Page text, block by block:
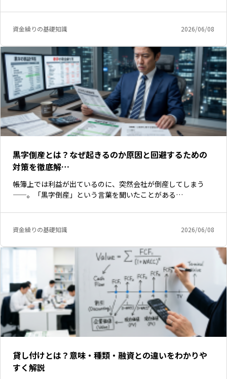
資金繰りの基礎知識 2026/06/08
黒字倒産とは？なぜ起きるのか原因と回避するための
対策を徹底解…
帳簿上では利益が出ているのに、突然会社が倒産してしまう
——。「黒字倒産」という言葉を聞いたことがある…
資金繰りの基礎知識 2026/06/08
貸し付けとは？意味・種類・融資との違いをわかりや
すく解説